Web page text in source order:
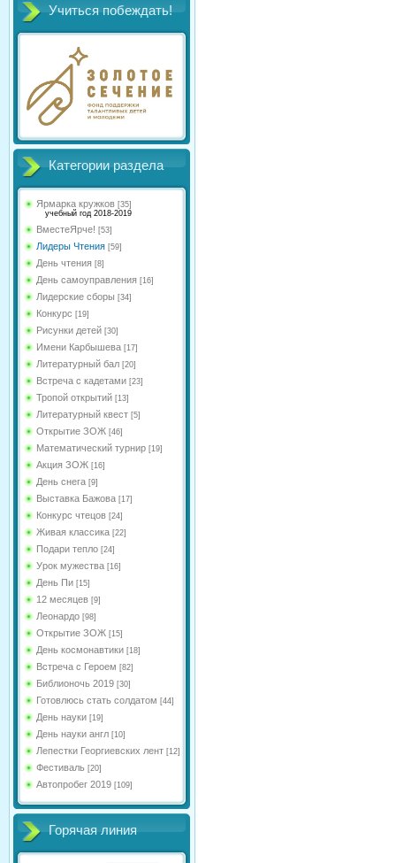
Учиться побеждать!
Категории раздела
Ярмарка кружков [35]
учебный год 2018-2019
ВместеЯрче! [53]
Лидеры Чтения [59]
День чтения [8]
День самоуправления [16]
Лидерские сборы [34]
Конкурс [19]
Рисунки детей [30]
Имени Карбышева [17]
Литературный бал [20]
Встреча с кадетами [23]
Тропой открытий [13]
Литературный квест [5]
Открытие ЗОЖ [46]
Математический турнир [19]
Акция ЗОЖ [16]
День снега [9]
Выставка Бажова [17]
Конкурс чтецов [24]
Живая классика [22]
Подари тепло [24]
Урок мужества [16]
День Пи [15]
12 месяцев [9]
Леонардо [98]
Открытие ЗОЖ [15]
День космонавтики [18]
Встреча с Героем [82]
Библионочь 2019 [30]
Готовлюсь стать солдатом [44]
День науки [19]
День науки англ [10]
Лепестки Георгиевских лент [12]
Фестиваль [20]
Автопробег 2019 [109]
Горячая линия